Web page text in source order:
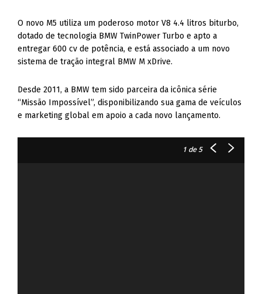
O novo M5 utiliza um poderoso motor V8 4.4 litros biturbo,
dotado de tecnologia BMW TwinPower Turbo e apto a
entregar 600 cv de potência, e está associado a um novo
sistema de tração integral BMW M xDrive.
Desde 2011, a BMW tem sido parceira da icônica série
“Missão Impossível”, disponibilizando sua gama de veículos
e marketing global em apoio a cada novo lançamento.
1de 5